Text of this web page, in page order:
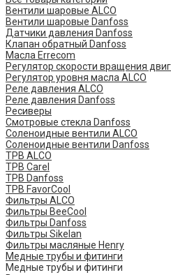
Вентили шаровые ALCO
Вентили шаровые Danfoss
Датчики давления Danfoss
Клапан обратный Danfoss
Масла Errecom
Регулятор скорости вращения
Регулятор уровня масла ALCO
Реле давления ALCO
Реле давления Danfoss
Ресиверы
Смотровые стекла Danfoss
Соленоидные вентили ALCO
Соленоидные вентили Danfoss
ТРВ ALCO
ТРВ Carel
ТРВ Danfoss
ТРВ FavorCool
Фильтры ALCO
Фильтры BeeCool
Фильтры Danfoss
Фильтры Sikelan
Фильтры масляные Henry
Медные трубы и фитинги
Медные трубы и фитинги